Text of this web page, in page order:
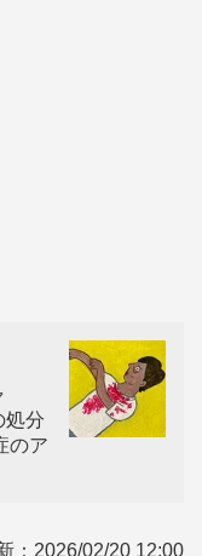
処分
のア
： 2026/02/20 12:00